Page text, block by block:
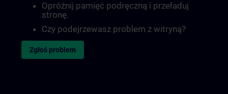
Opróżnij pamięć podręczną i przeładuj
stronę.
Czy podejrzewasz problem z witryną?
Zgłoś problem